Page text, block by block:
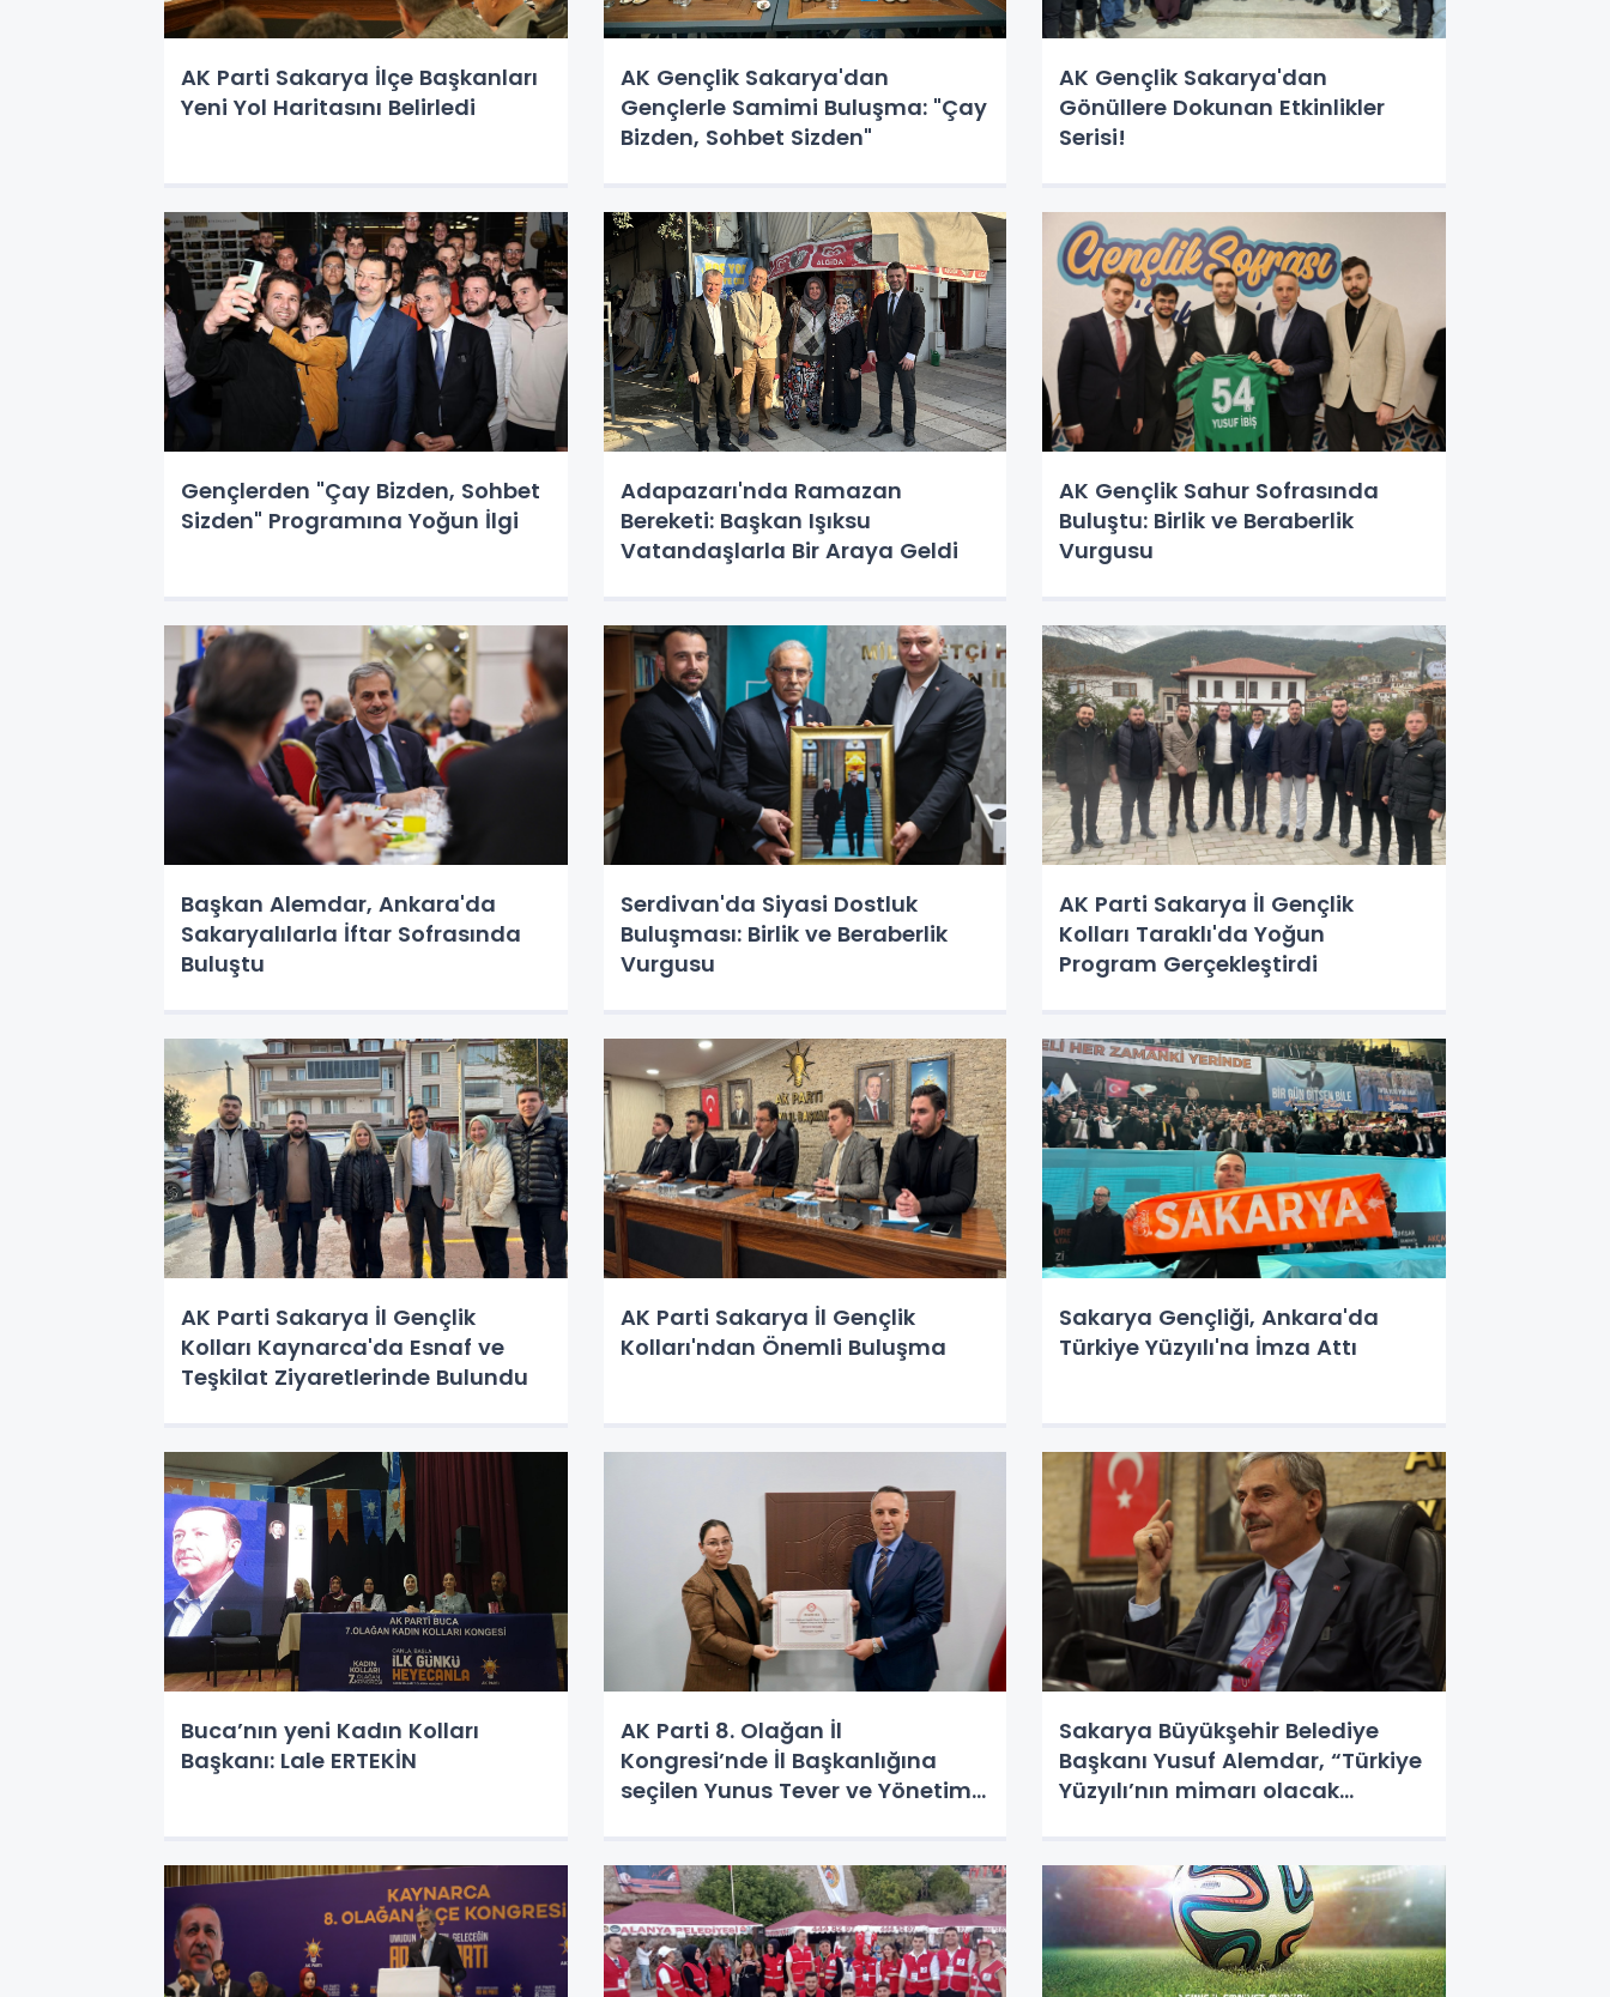
AK Parti Sakarya İlçe Başkanları
Yeni Yol Haritasını Belirledi
AK Gençlik Sakarya'dan
Gençlerle Samimi Buluşma: "Çay
Bizden, Sohbet Sizden"
AK Gençlik Sakarya'dan
Gönüllere Dokunan Etkinlikler
Serisi!
Gençlerden "Çay Bizden, Sohbet
Sizden" Programına Yoğun İlgi
Adapazarı'nda Ramazan
Bereketi: Başkan Işıksu
Vatandaşlarla Bir Araya Geldi
AK Gençlik Sahur Sofrasında
Buluştu: Birlik ve Beraberlik
Vurgusu
Başkan Alemdar, Ankara'da
Sakaryalılarla İftar Sofrasında
Buluştu
Serdivan'da Siyasi Dostluk
Buluşması: Birlik ve Beraberlik
Vurgusu
AK Parti Sakarya İl Gençlik
Kolları Taraklı'da Yoğun
Program Gerçekleştirdi
AK Parti Sakarya İl Gençlik
Kolları Kaynarca'da Esnaf ve
Teşkilat Ziyaretlerinde Bulundu
AK Parti Sakarya İl Gençlik
Kolları'ndan Önemli Buluşma
Sakarya Gençliği, Ankara'da
Türkiye Yüzyılı'na İmza Attı
Buca’nın yeni Kadın Kolları
Başkanı: Lale ERTEKİN
AK Parti 8. Olağan İl
Kongresi’nde İl Başkanlığına
seçilen Yunus Tever ve Yönetim
Sakarya Büyükşehir Belediye
Başkanı Yusuf Alemdar, “Türkiye
Yüzyılı’nın mimarı olacak